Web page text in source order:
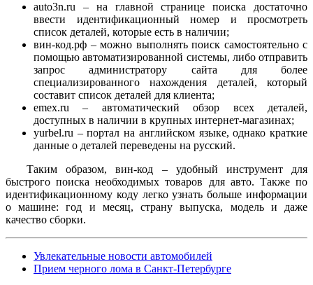
auto3n.ru – на главной странице поиска достаточно
ввести идентификационный номер и просмотреть
список деталей, которые есть в наличии;
вин-код.рф – можно выполнять поиск самостоятельно с
помощью автоматизированной системы, либо отправить
запрос администратору сайта для более
специализированного нахождения деталей, который
составит список деталей для клиента;
emex.ru – автоматический обзор всех деталей,
доступных в наличии в крупных интернет-магазинах;
yurbel.ru – портал на английском языке, однако краткие
данные о деталей переведены на русский.
Таким образом, вин-код – удобный инструмент для
быстрого поиска необходимых товаров для авто. Также по
идентификационному коду легко узнать больше информации
о машине: год и месяц, страну выпуска, модель и даже
качество сборки.
Увлекательные новости автомобилей
Прием черного лома в Санкт-Петербурге